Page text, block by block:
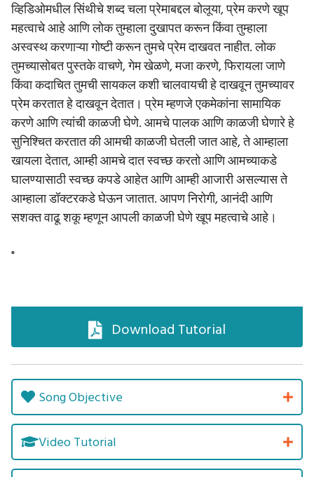
Download Tutorial
व्हिडिओमधील सिंथीचे शब्द चला प्रेमाबद्दल बोलूया, प्रेम करणे खूप
महत्वाचे आहे आणि लोक तुम्हाला दुखापत करून किंवा तुम्हाला
अस्वस्थ करणाऱ्या गोष्टी करून तुमचे प्रेम दाखवत नाहीत. लोक
तुमच्यासोबत पुस्तके वाचणे, गेम खेळणे, मजा करणे, फिरायला जाणे
किंवा कदाचित तुमची सायकल कशी चालवायची हे दाखवून तुमच्यावर
प्रेम करतात हे दाखवून देतात। प्रेम म्हणजे एकमेकांना सामायिक
करणे आणि त्यांची काळजी घेणे. आमचे पालक आणि काळजी घेणारे हे
सुनिश्चित करतात की आमची काळजी घेतली जात आहे, ते आम्हाला
खायला देतात, आम्ही आमचे दात स्वच्छ करतो आणि आमच्याकडे
घालण्यासाठी स्वच्छ कपडे आहेत आणि आम्ही आजारी असल्यास ते
आम्हाला डॉक्टरकडे घेऊन जातात. आपण निरोगी, आनंदी आणि
सशक्त वाढू शकू म्हणून आपली काळजी घेणे खूप महत्वाचे आहे।
"
Song Objective
Video Tutorial